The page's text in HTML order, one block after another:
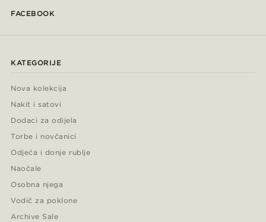
FACEBOOK
KATEGORIJE
Nova kolekcija
Nakit i satovi
Dodaci za odijela
Torbe i novčanici
Odjeća i donje rublje
Naočale
Osobna njega
Vodič za poklone
Archive Sale